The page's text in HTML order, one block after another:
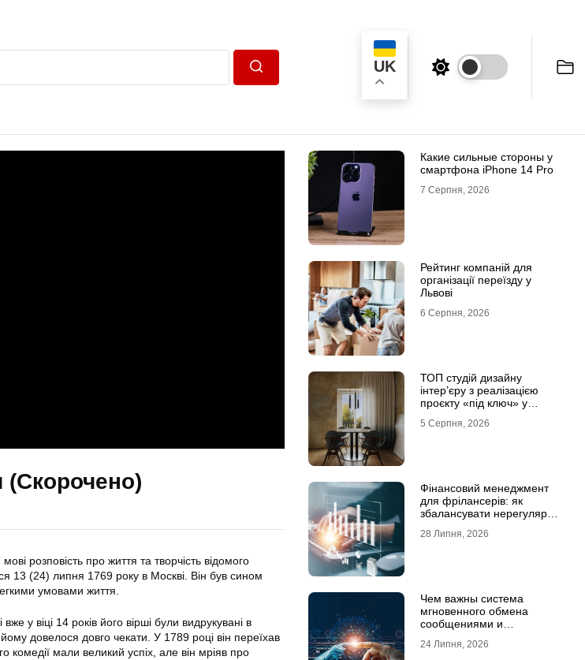
UK
(Скорочено)
розповість про життя та творчість відомого
13 (24) липня 1769 року в Москві. Він був сином
умовами життя.
у віці 14 років його вірші були видрукувані в
довелося довго чекати. У 1789 році він переїхав
мали великий успіх, але він мріяв про
Какие сильные стороны у
смартфона iPhone 14 Pro
7 Серпня, 2026
Рейтинг компаній для
організації переїзду у
Львові
6 Серпня, 2026
ТОП студій дизайну
інтер’єру з реалізацією
проєкту «під ключ» у
5 Серпня, 2026
Фінансовий менеджмент
для фрілансерів: як
збалансувати нерегулярні
28 Липня, 2026
Чем важны система
мгновенного обмена
сообщениями и
информации для бизнеса
24 Липня, 2026